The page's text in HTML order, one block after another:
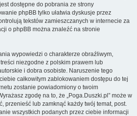
dostępne do pobrania ze strony
phpBB tylko ułatwia dyskusje przez
tekstów zamieszczanych w internecie za
o phpBB można znaleźć na stronie
wypowiedzi o charakterze obraźliwym,
niezgodne z polskim prawem lub
i dobra osobiste. Naruszenie tego
całkowitym zablokowaniem dostępu do tej
zostanie powiadomiony o twoim
zgodę na to, że „Poga.Duszki.pl” może w
przenieść lub zamknąć każdy twój temat, post.
wszystkich podanych przez ciebie informacji